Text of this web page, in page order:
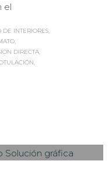
el
DE INTERIORES
DIRECTA